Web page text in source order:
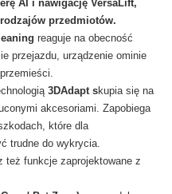
AI i nawigację VersaLift,
przedmiotów.
reaguje na obecność
przejazdu, urządzenie ominie
3DAdapt skupia się na
akcesoriami. Zapobiega
które dla
trudne do wykrycia.
też funkcje zaprojektowane z